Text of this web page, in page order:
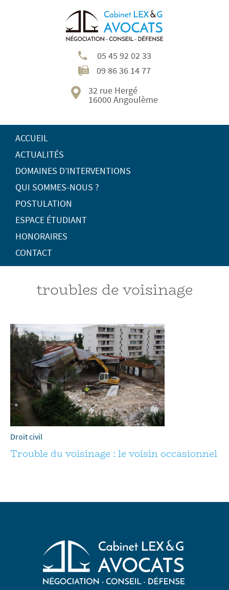
05 45 92 02 33
09 86 36 14 77
32 rue Hergé
16000 Angoulème
ACCUEIL
ACTUALITÉS
DOMAINES D’INTERVENTIONS
QUI SOMMES-NOUS ?
POSTULATION
ESPACE ÉTUDIANT
HONORAIRES
CONTACT
troubles de voisinage
Droit civil
Trouble du voisinage : le voisin occasionnel